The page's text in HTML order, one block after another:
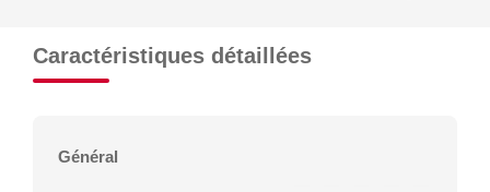
Caractéristiques détaillées
Général